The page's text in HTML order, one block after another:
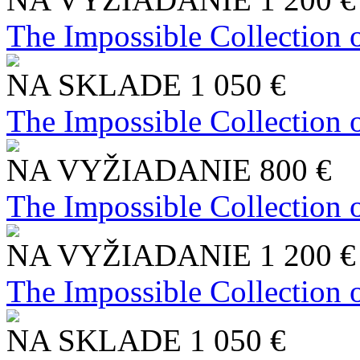
The Impossible Collection
NA SKLADE 1 050 €
The Impossible Collection
NA VYŽIADANIE 800 €
The Impossible Collection
NA VYŽIADANIE 1 200 €
The Impossible Collection
NA SKLADE 1 050 €